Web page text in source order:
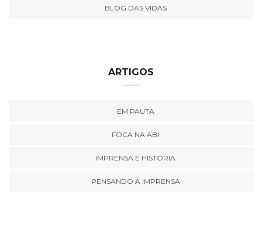
BLOG DAS VIDAS
ARTIGOS
EM PAUTA
FOCA NA ABI
IMPRENSA E HISTÓRIA
PENSANDO A IMPRENSA